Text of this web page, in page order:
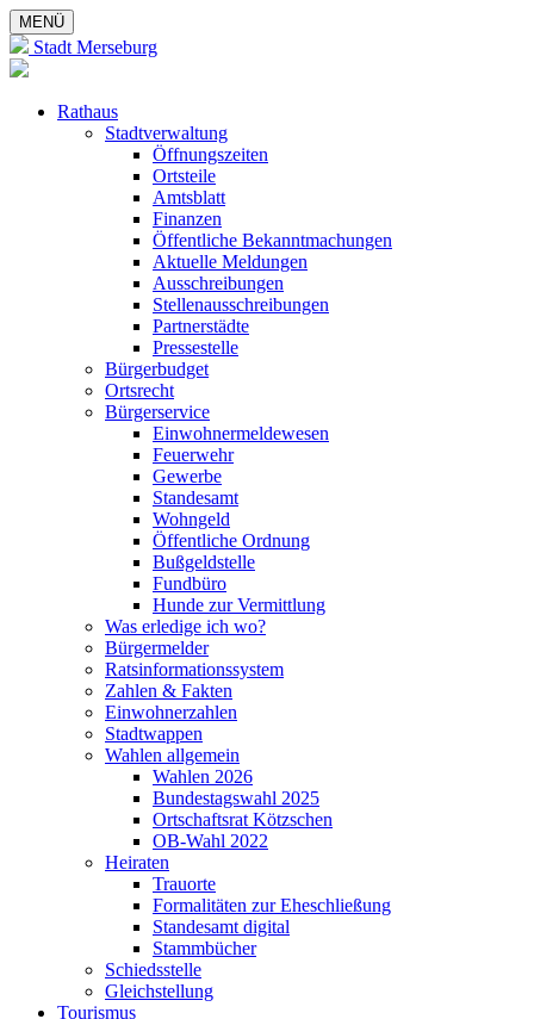
MENÜ
Stadt Merseburg
Rathaus
Stadtverwaltung
Öffnungszeiten
Ortsteile
Amtsblatt
Finanzen
Öffentliche Bekanntmachungen
Aktuelle Meldungen
Ausschreibungen
Stellenausschreibungen
Partnerstädte
Pressestelle
Bürgerbudget
Ortsrecht
Bürgerservice
Einwohnermeldewesen
Feuerwehr
Gewerbe
Standesamt
Wohngeld
Öffentliche Ordnung
Bußgeldstelle
Fundbüro
Hunde zur Vermittlung
Was erledige ich wo?
Bürgermelder
Ratsinformationssystem
Zahlen & Fakten
Einwohnerzahlen
Stadtwappen
Wahlen allgemein
Wahlen 2026
Bundestagswahl 2025
Ortschaftsrat Kötzschen
OB-Wahl 2022
Heiraten
Trauorte
Formalitäten zur Eheschließung
Standesamt digital
Stammbücher
Schiedsstelle
Gleichstellung
Tourismus